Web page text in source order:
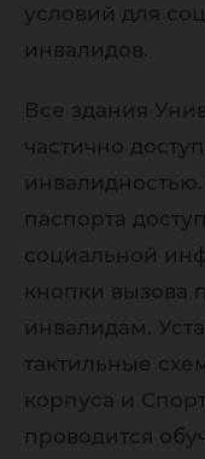
условий для
инвалидов.
Все здания
частично
паспорта
социальной
кнопки вызова
инвалидам.
тактильные
корпуса и
проводится